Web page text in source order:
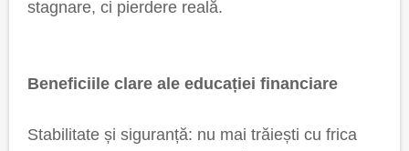
stagnare, ci pierdere reală.
Beneficiile clare ale educației financiare
Stabilitate și siguranță: nu mai trăiești cu frica